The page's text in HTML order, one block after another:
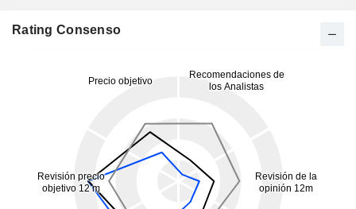
Rating Consenso